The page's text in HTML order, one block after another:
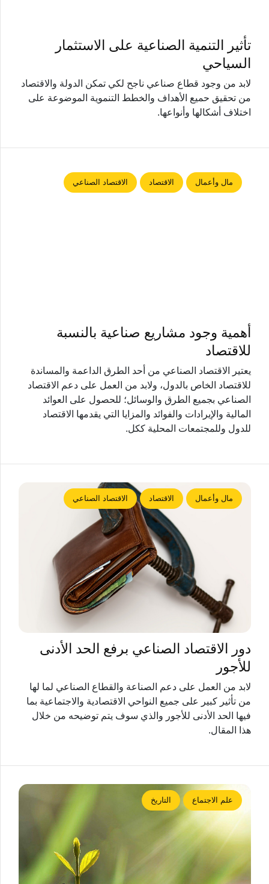
تأثير التنمية الصناعية على الاستثمار
السياحي
لابد من وجود قطاع صناعي ناجح لكي تمكن الدولة والاقتصاد
من تحقيق حميع الأهداف والخطط التنموية الموضوعة على
اختلاف أشكالها وأنواعها.
مال وأعمال الاقتصاد الاقتصاد الصناعي
أهمية وجود مشاريع صناعية بالنسبة
للاقتصاد
يعتير الاقتصاد الصناعي من أحد الطرق الداعمة والمساندة
للاقتصاد الخاص بالدول، ولابد من العمل على دعم الاقتصاد
الصناعي بجميع الطرق والوسائل؛ للحصول على العوائد
المالية والإيرادات والفوائد والمزايا التي يقدمها الاقتصاد
للدول وللمجتمعات المحلية ككل.
مال وأعمال الاقتصاد الاقتصاد الصناعي
دور الاقتصاد الصناعي برفع الحد الأدنى
للأجور
لابد من العمل على دعم الصناعة والقطاع الصناعي لما لها
من تأثير كبير على جميع النواحي الاقتصادية والاجتماعية بما
فيها الحد الأدنى للأجور والذي سوف يتم توضيحه من خلال
هذا المقال.
علم الاجتماع التاريخ